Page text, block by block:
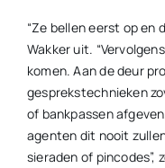
“Ze bellen eerst op en
Wakker uit.
komen. Aan de deur
gesprekstechnieken
of bankpassen
agenten dit nooit
sieraden of pincodes”,